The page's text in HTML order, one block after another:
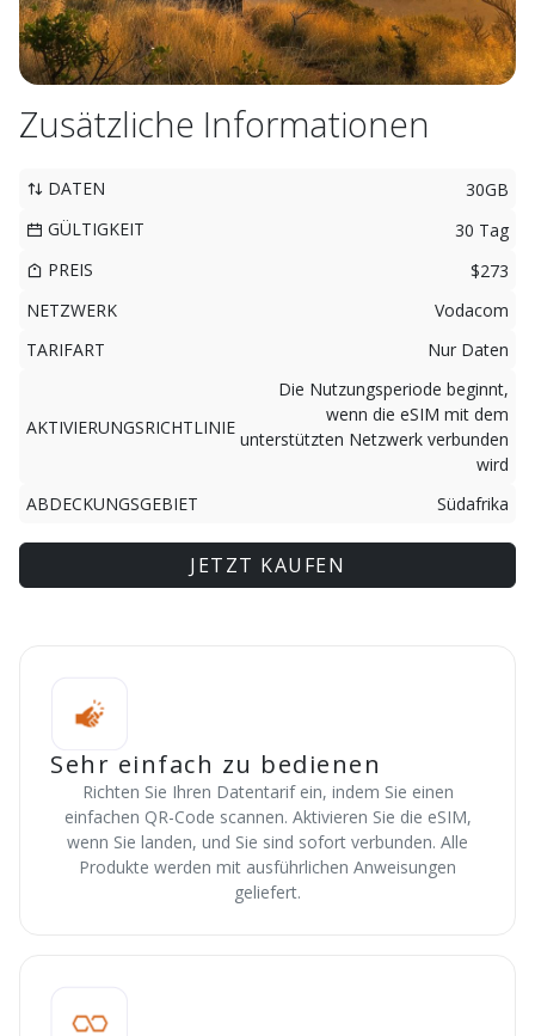
Zusätzliche Informationen
DATEN
30GB
GÜLTIGKEIT
30 Tag
PREIS
$273
NETZWERK
Vodacom
TARIFART
Nur Daten
AKTIVIERUNGSRICHTLINIE
Die Nutzungsperiode beginnt,
wenn die eSIM mit dem
unterstützten Netzwerk verbunden
wird
ABDECKUNGSGEBIET
Südafrika
JETZT KAUFEN
Sehr einfach zu bedienen
Richten Sie Ihren Datentarif ein, indem Sie einen
einfachen QR-Code scannen. Aktivieren Sie die eSIM,
wenn Sie landen, und Sie sind sofort verbunden. Alle
Produkte werden mit ausführlichen Anweisungen
geliefert.